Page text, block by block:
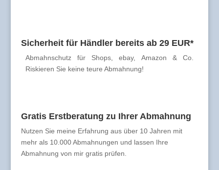
Sicherheit für Händler bereits ab 29 EUR*
Abmahnschutz für Shops, ebay, Amazon & Co.
Riskieren Sie keine teure Abmahnung!
Gratis Erstberatung zu Ihrer Abmahnung
Nutzen Sie meine Erfahrung aus über 10 Jahren mit
mehr als 10.000 Abmahnungen und lassen Ihre
Abmahnung von mir gratis prüfen.